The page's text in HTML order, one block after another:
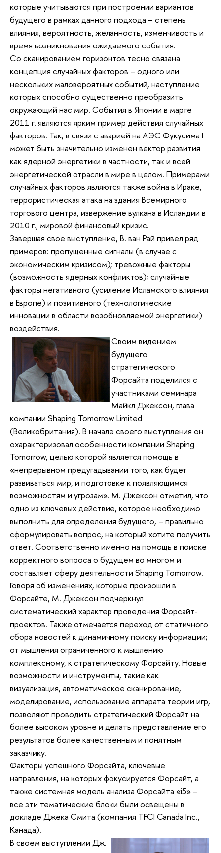
которые учитываются при построении вариантов
будущего в рамках данного подхода – степень
влияния, вероятность, желанность, изменчивость и
время возникновения ожидаемого события.
Со сканированием горизонтов тесно связана
концепция случайных факторов – одного или
нескольких маловероятных событий, наступление
которых способно существенно преобразить
окружающий нас мир. События в Японии в марте
2011 г. являются ярким пример действия случайных
факторов. Так, в связи с аварией на АЭС Фукусима I
может быть значительно изменен вектор развития
как ядерной энергетики в частности, так и всей
энергетической отрасли в мире в целом. Примерами
случайных факторов являются также война в Ираке,
террористическая атака на здания Всемирного
торгового центра, извержение вулкана в Исландии в
2010 г., мировой финансовый кризис.
Завершая свое выступление, В. ван Рай привел ряд
примеров: пропущенные сигналы (в случае с
экономическим кризисом); тревожные факторы
(возможность ядерных конфликтов); случайные
факторы негативного (усиление Исламского влияния
в Европе) и позитивного (технологические
инновации в области возобновляемой энергетики)
воздействия.
Своим видением
будущего
стратегического
Форсайта поделился с
участниками семинара
Майкл Джексон, глава
компании Shaping Tomorrow Limited
(Великобритания). В начале своего выступления он
охарактеризовал особенности компании Shaping
Tomorrow, целью которой является помощь в
«непрерывном предугадывании того, как будет
развиваться мир, и подготовке к появляющимся
возможностям и угрозам». М. Джексон отметил, что
одно из ключевых действие, которое необходимо
выполнить для определения будущего, – правильно
сформулировать вопрос, на который хотите получить
ответ. Соответственно именно на помощь в поиске
корректного вопроса о будущем во многом и
составляет сферу деятельности Shaping Tomorrow.
Говоря об изменениях, которые произошли в
Форсайте, М. Джексон подчеркнул
систематический характер проведения Форсайт-
проектов. Также отмечается переход от статичного
сбора новостей к динамичному поиску информации;
от мышления ограниченного к мышлению
комплексному, к стратегическому Форсайту. Новые
возможности и инструменты, такие как
визуализация, автоматическое сканирование,
моделирование, использование аппарата теории игр,
позволяют проводить стратегический Форсайт на
более высоком уровне и делать представление его
результатов более качественным и понятным
заказчику.
Факторы успешного Форсайта, ключевые
направления, на которых фокусируется Форсайт, а
также системная модель анализа Форсайта «i5» –
все эти тематические блоки были освещены в
докладе Джека Смита (компания TFCI Canada Inc.,
Канада).
В своем выступлении Дж.